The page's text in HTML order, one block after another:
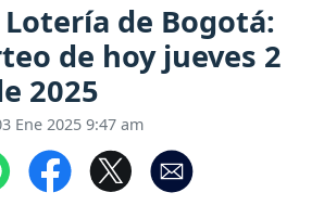
de Bogotá:
de hoy jueves 2
2025
Ene 2025 9:47 am